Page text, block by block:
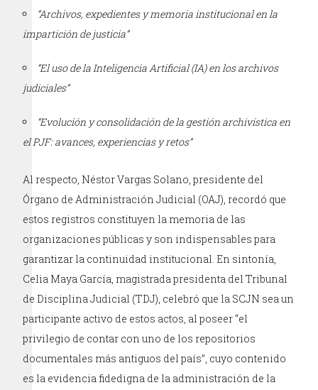
“Archivos, expedientes y memoria institucional en la
impartición de justicia”
“El uso de la Inteligencia Artificial (IA) en los archivos
judiciales”
“Evolución y consolidación de la gestión archivística en
el PJF: avances, experiencias y retos”
Al respecto, Néstor Vargas Solano, presidente del
Órgano de Administración Judicial (OAJ), recordó que
estos registros constituyen la memoria de las
organizaciones públicas y son indispensables para
garantizar la continuidad institucional. En sintonía,
Celia Maya García, magistrada presidenta del Tribunal
de Disciplina Judicial (TDJ), celebró que la SCJN sea un
participante activo de estos actos, al poseer “el
privilegio de contar con uno de los repositorios
documentales más antiguos del país”, cuyo contenido
es la evidencia fidedigna de la administración de la